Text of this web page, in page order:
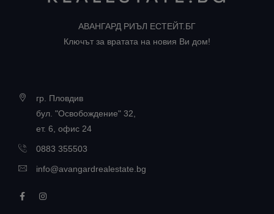
АВАНГАРД РИЪЛ ЕСТЕЙТ.БГ
Ключът за вратата на новия Ви дом!
гр. Пловдив
бул. "Освобождение" 32,
ет. 6, офис 24
0883 355503
info@avangardrealestate.bg